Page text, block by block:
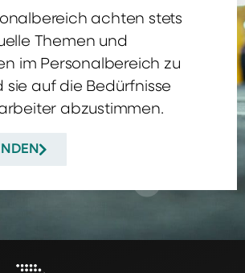
achten stets
Themen und
im Personalbereich zu
sie auf die Bedürfnisse
abzustimmen.